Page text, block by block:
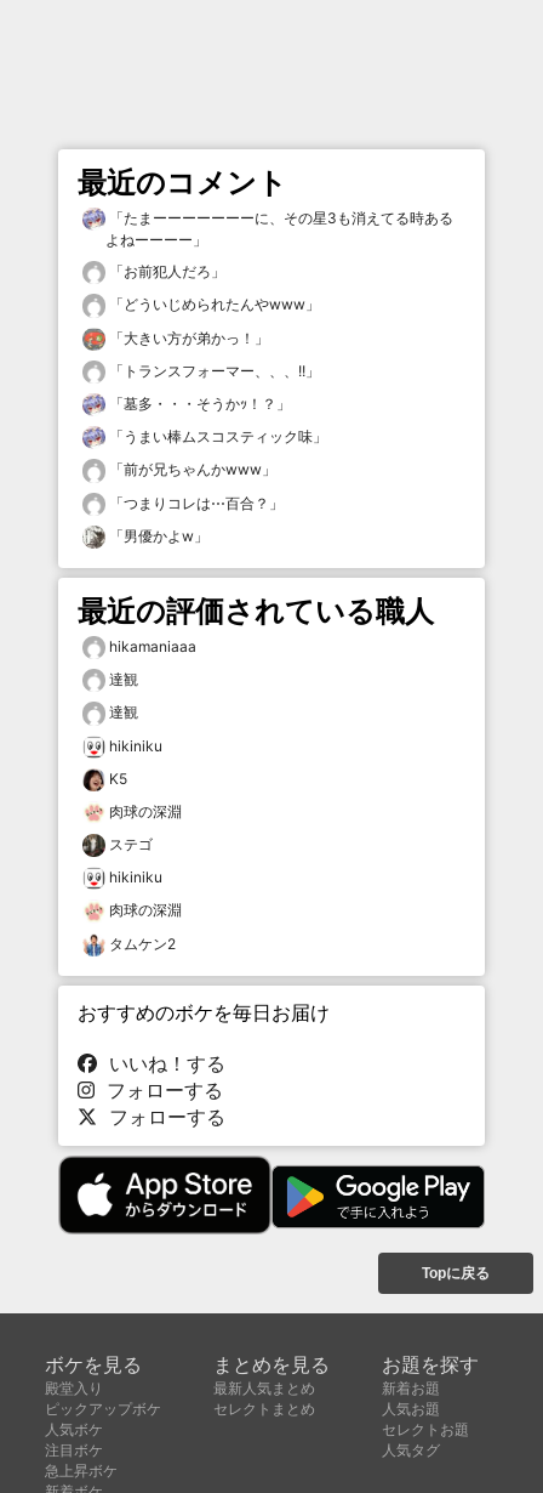
最近のコメント
「たまーーーーーーーに、その星3も消えてる時ある
よねーーーー 」
「お前犯人だろ 」
「 どういじめられたんやwww 」
「大きい方が弟かっ！ 」
「 トランスフォーマー、、、!! 」
「墓多・・・そうかｯ！？ 」
「 うまい棒ムスコスティック味 」
「前が兄ちゃんかwww 」
「つまりコレは⋯百合？ 」
「男優かよw 」
最近の評価されている職人
hikamaniaaa
達観
達観
hikiniku
K5
肉球の深淵
ステゴ
hikiniku
肉球の深淵
タムケン2
おすすめのボケを毎日お届け
いいね！する
フォローする
フォローする
Topに戻る
ボケを見る
殿堂入り
ピックアップボケ
人気ボケ
注目ボケ
急上昇ボケ
まとめを見る
最新人気まとめ
セレクトまとめ
お題を探す
新着お題
人気お題
セレクトお題
人気タグ